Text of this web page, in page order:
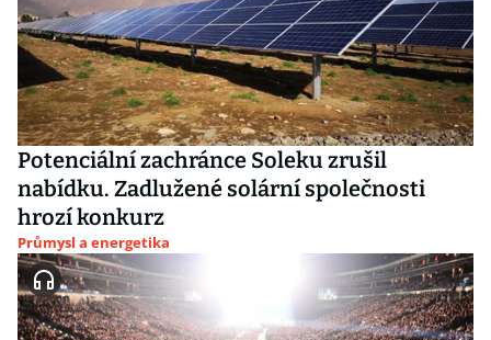
Potenciální zachránce Soleku zrušil
nabídku. Zadlužené solární společnosti
hrozí konkurz
Průmysl a energetika